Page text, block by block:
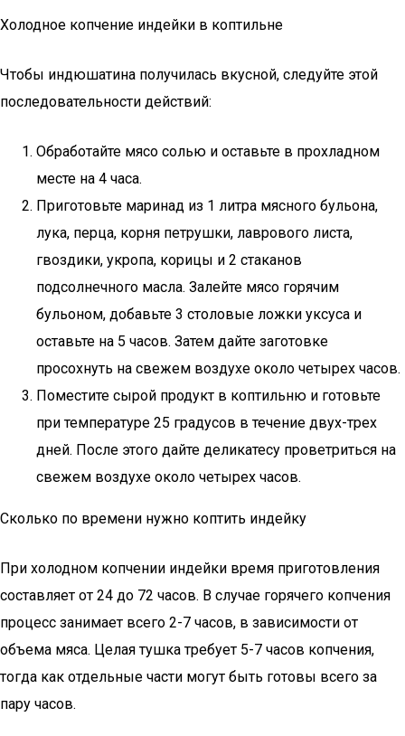
Холодное копчение индейки в коптильне
Чтобы индюшатина получилась вкусной, следуйте этой
последовательности действий:
Обработайте мясо солью и оставьте в прохладном
месте на 4 часа.
Приготовьте маринад из 1 литра мясного бульона,
лука, перца, корня петрушки, лаврового листа,
гвоздики, укропа, корицы и 2 стаканов
подсолнечного масла. Залейте мясо горячим
бульоном, добавьте 3 столовые ложки уксуса и
оставьте на 5 часов. Затем дайте заготовке
просохнуть на свежем воздухе около четырех часов.
Поместите сырой продукт в коптильню и готовьте
при температуре 25 градусов в течение двух-трех
дней. После этого дайте деликатесу проветриться на
свежем воздухе около четырех часов.
Сколько по времени нужно коптить индейку
При холодном копчении индейки время приготовления
составляет от 24 до 72 часов. В случае горячего копчения
процесс занимает всего 2-7 часов, в зависимости от
объема мяса. Целая тушка требует 5-7 часов копчения,
тогда как отдельные части могут быть готовы всего за
пару часов.